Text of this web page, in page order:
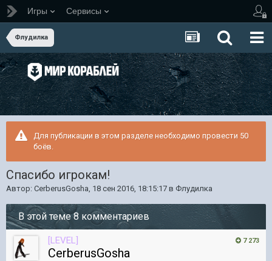
Игры Сервисы
Флудилка
Для публикации в этом разделе необходимо провести 50
боёв.
Спасибо игрокам!
Автор: CerberusGosha, 18 сен 2016, 18:15:17 в Флудилка
В этой теме 8 комментариев
7 273
[LEVEL]
CerberusGosha